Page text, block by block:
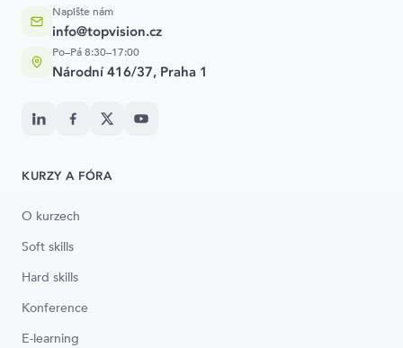
Napište nám
info@topvision.cz
Po–Pá 8:30–17:00
Národní 416/37, Praha 1
KURZY A FÓRA
O kurzech
Soft skills
Hard skills
Konference
E-learning